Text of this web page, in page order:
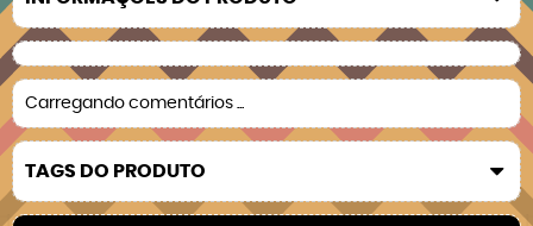
Carregando comentários ...
TAGS DO PRODUTO